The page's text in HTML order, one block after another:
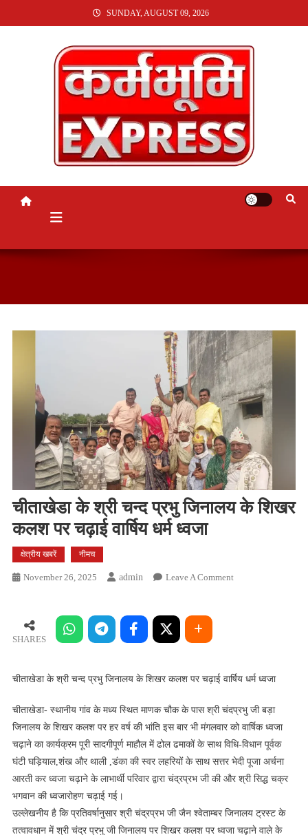
TO
SUNDAY, AUGUST 09, 2026
KARMABHUMI EXPRESS
चीताखेडा के श्री चन्द प्रभु जिनालय के शिखर
कलश पर चढ़ाई वार्षिय धर्म ध्वजा
क्षेत्रीय खबरें नीमच
November 26, 2025 Admin Leave A CommentOn
जिनालय
कलश
चढ़ाई
वार्षिय
धर्म
SHARES
चीताखेडा के श्री चन्द प्रभु जिनालय के शिखर कलश पर चढ़ाई वार्षिय धर्म ध्वजा
चीताखेडा- स्थानीय गांव के मध्य स्थित माणक चौक के पास श्री चंदप्रभु जी बड़ा
जिनालय के शिखर कलश पर हर वर्ष की भांति इस बार भी मंगलवार को वार्षिक ध्वजा
चढ़ाने का कार्यक्रम पूरी सादगीपूर्ण माहौल में ढोल ढमाकों के साथ विधि-विधान पूर्वक
घंटी घड़ियाल,शंख और थाली ,डंका की स्वर लहरियों के साथ सत्तर भेदी पूजा अर्चना
आरती कर ध्वजा चढ़ाने के लाभार्थी परिवार द्वारा चंद्रप्रभ जी की और श्री सिद्ध चक्र
भगवान की ध्वजारोहण चढ़ाई गई।
उल्लेखनीय है कि प्रतिवर्षानुसार श्री चंद्रप्रभ जी जैन श्वेताम्बर जिनालय ट्रस्ट के
तत्वावधान में श्री चंद्र प्रभु जी जिनालय पर शिखर कलश पर ध्वजा चढ़ाने वाले के